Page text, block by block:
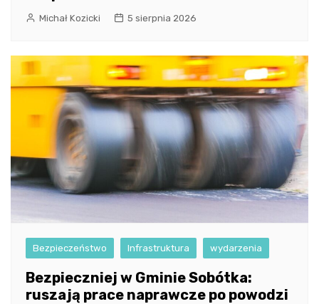
Michał Kozicki 5 sierpnia 2026
Bezpieczeństwo Infrastruktura wydarzenia
Bezpieczniej w Gminie Sobótka:
ruszają prace naprawcze po powodzi